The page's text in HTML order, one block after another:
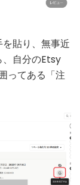
貼り、無事近
、自分のEtsy
ってある「注